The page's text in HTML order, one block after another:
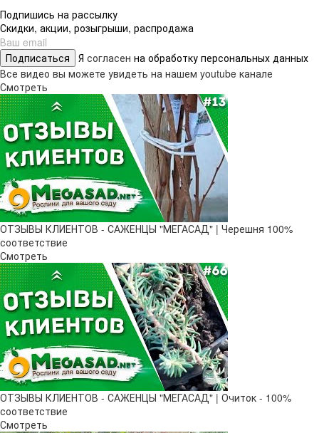
Подпишись на рассылку
Скидки, акции, розыгрыши, распродажа
Подписаться Я согласен на обработку персональных данных
Все видео вы можете увидеть на нашем youtube канале
Смотреть
ОТЗЫВЫ КЛИЕНТОВ - САЖЕНЦЫ "МЕГАСАД" | Черешня 100%
соответствие
Смотреть
ОТЗЫВЫ КЛИЕНТОВ - САЖЕНЦЫ "МЕГАСАД" | Очиток - 100%
соответствие
Смотреть